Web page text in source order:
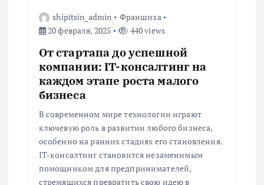
shipitsin_admin
Франшиза
20 февраля, 2025
440 views
От стартапа до успешной
компании: IT-консалтинг на
каждом этапе роста малого
бизнеса
В современном мире технологии играют
ключевую роль в развитии любого бизнеса,
особенно на ранних стадиях его становления.
IT-консалтинг становится незаменимым
помощником для предпринимателей,
стремящихся превратить свою идею в